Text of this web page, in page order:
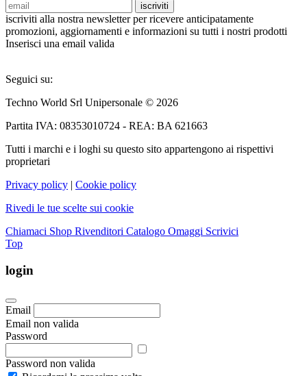
iscriviti
iscriviti alla nostra newsletter per ricevere anticipatamente
promozioni, aggiornamenti e informazioni su tutti i nostri prodotti
Inserisci una email valida
Seguici su:
Techno World Srl Unipersonale © 2026
Partita IVA: 08353010724 - REA: BA 621663
Tutti i marchi e i loghi su questo sito appartengono ai rispettivi
proprietari
Privacy policy | Cookie policy
Rivedi le tue scelte sui cookie
Chiamaci Shop Rivenditori Catalogo Omaggi Scrivici
Top
login
Email
Email non valida
Password
Password non valida